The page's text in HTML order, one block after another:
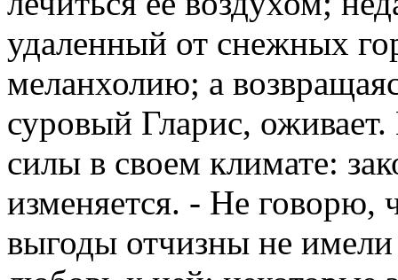
удаленный от снежных
меланхолию; а
суровый Гларис, оживает.
силы в своем климате:
изменяется. - Не говорю,
выгоды отчизны не